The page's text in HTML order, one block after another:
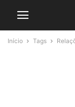
Início Tags